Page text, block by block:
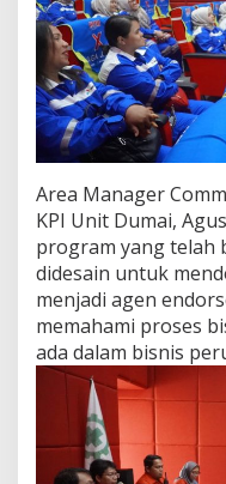
Area Manager
KPI Unit Dumai,
program yang telah
didesain untuk
menjadi agen
memahami proses
ada dalam bisnis